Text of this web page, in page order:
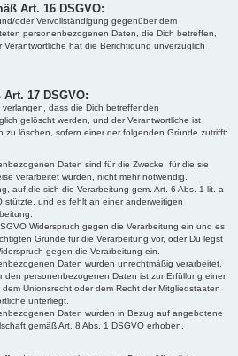
Art. 16 DSGVO:
oder Vervollständigung gegenüber dem
personenbezogenen Daten, die Dich betreffen,
hat die Berichtigung unverzüglich
17 DSGVO:
dass die Dich betreffenden
gelöscht werden, und der Verantwortliche ist
zu löschen, sofern einer der folgenden Gründe zutrifft:
Daten sind für die Zwecke, für die sie
verarbeitet wurden, nicht mehr notwendig.
auf die sich die Verarbeitung gem. Art. 6 Abs. 1 lit. a
stützte, und es fehlt an einer anderweitigen
Widerspruch gegen die Verarbeitung ein und es
Gründe für die Verarbeitung vor, oder Du legst
gegen die Verarbeitung ein.
Daten wurden unrechtmäßig verarbeitet.
personenbezogenen Daten ist zur Erfüllung einer
Unionsrecht oder dem Recht der Mitgliedstaaten
unterliegt.
Daten wurden in Bezug auf angebotene
gemäß Art. 8 Abs. 1 DSGVO erhoben.